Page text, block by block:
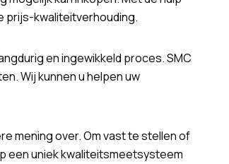
prijs-kwaliteitverhouding.
en ingewikkeld proces. SMC
Wij kunnen u helpen uw
mening over. Om vast te stellen of
een uniek kwaliteitsmeetsysteem